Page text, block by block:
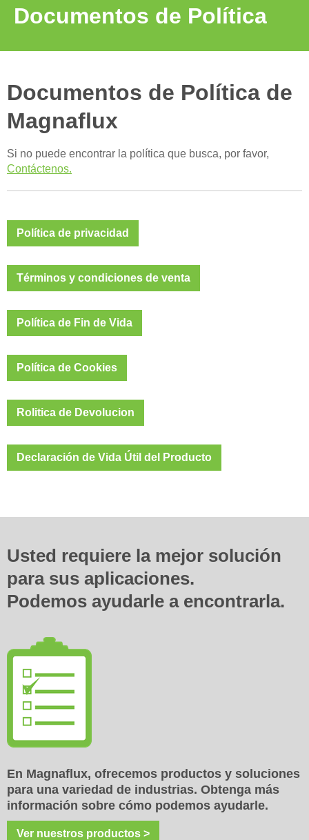
Documentos de Política
Documentos de Política de
Magnaflux
Si no puede encontrar la política que busca, por favor,
Contáctenos.
Política de privacidad
Términos y condiciones de venta
Política de Fin de Vida
Política de Cookies
Rolitica de Devolucion
Declaración de Vida Útil del Producto
Usted requiere la mejor solución
para sus aplicaciones.
Podemos ayudarle a encontrarla.
En Magnaflux, ofrecemos productos y soluciones
para una variedad de industrias. Obtenga más
información sobre cómo podemos ayudarle.
Ver nuestros productos >